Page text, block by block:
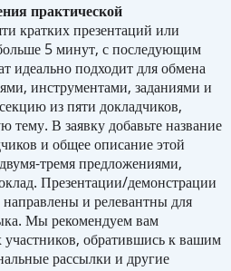
практической
кратких презентаций или
5 минут, с последующим
идеально подходит для обмена
инструментами, заданиями и
из пяти докладчиков,
тему. В заявку добавьте название
и общее описание этой
тремя предложениями,
Презентации/демонстрации
и релевантны для
Мы рекомендуем вам
участников, обратившись к вашим
рассылки и другие